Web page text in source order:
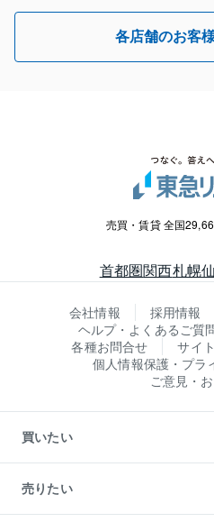
各店舗のお客
売買・賃貸 全国
首都圏関西札幌
会社情報 採用情報
ヘルプ・よくあるご質
各種お問合せ
サイ
個人情報保護・プラ
ご意見・
買いたい
新築・分譲マンションの購入
中古マンションの購入
一戸建ての購入
売りたい